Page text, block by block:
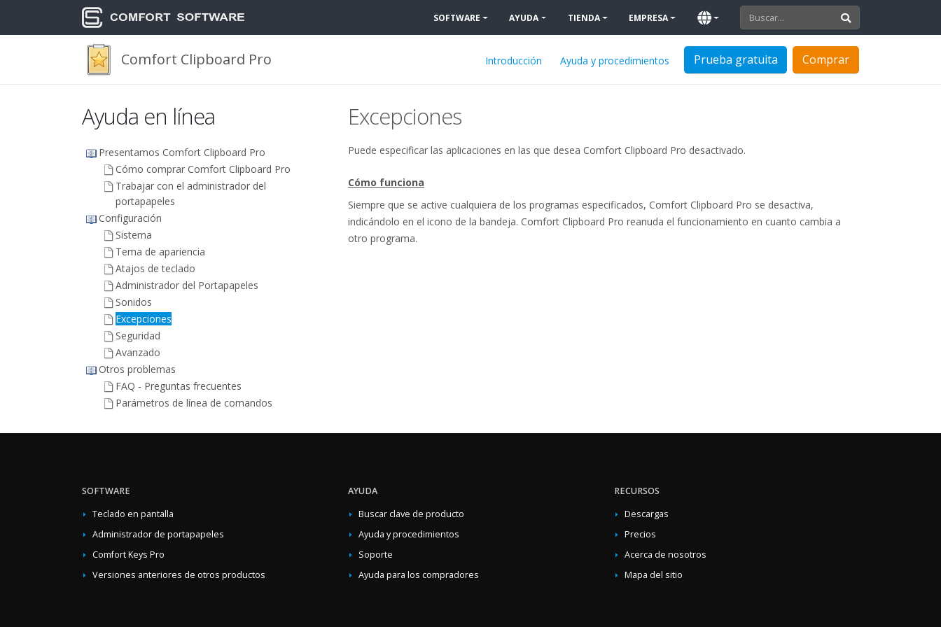
SOFTWARE AYUDA TIENDA EMPRESA
Comfort Clipboard Pro Introducción Ayuda y procedimientos Prueba gratuita Comprar
Ayuda en línea
Presentamos Comfort Clipboard Pro
Cómo comprar Comfort Clipboard Pro
Trabajar con el administrador del
portapapeles
Configuración
Sistema
Tema de apariencia
Atajos de teclado
Administrador del Portapapeles
Sonidos
Excepciones
Seguridad
Avanzado
Otros problemas
FAQ - Preguntas frecuentes
Parámetros de línea de comandos
Excepciones
Puede especificar las aplicaciones en las que desea Comfort Clipboard Pro desactivado.
Cómo funciona
Siempre que se active cualquiera de los programas especificados, Comfort Clipboard Pro se desactiva,
indicándolo en el icono de la bandeja. Comfort Clipboard Pro reanuda el funcionamiento en cuanto cambia a
otro programa.
SOFTWARE
Teclado en pantalla
Administrador de portapapeles
Comfort Keys Pro
Versiones anteriores de otros productos
AYUDA
Buscar clave de producto
Ayuda y procedimientos
Soporte
Ayuda para los compradores
RECURSOS
Descargas
Precios
Acerca de nosotros
Mapa del sitio